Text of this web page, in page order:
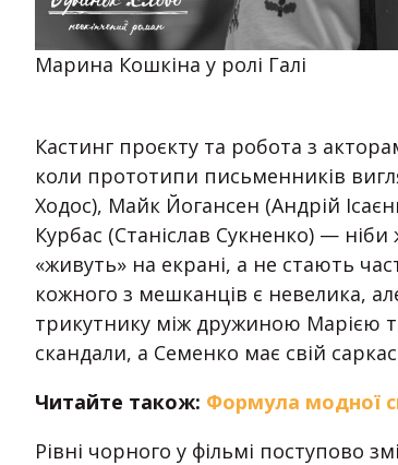
Марина Кошкіна у ролі Галі
Кастинг проєкту та робота з
коли прототипи письменників
Ходос), Майк Йогансен (Андрій
Курбас (Станіслав Сукненко) —
«живуть» на екрані, а не стають
кожного з мешканців є невелика,
трикутнику між дружиною Марією
скандали, а Семенко має свій
Читайте також: Формула модної
Рівні чорного у фільмі поступово